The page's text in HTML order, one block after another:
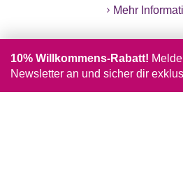
Mehr
10% Willkommens-Rabatt!
Newsletter an und sicher dir